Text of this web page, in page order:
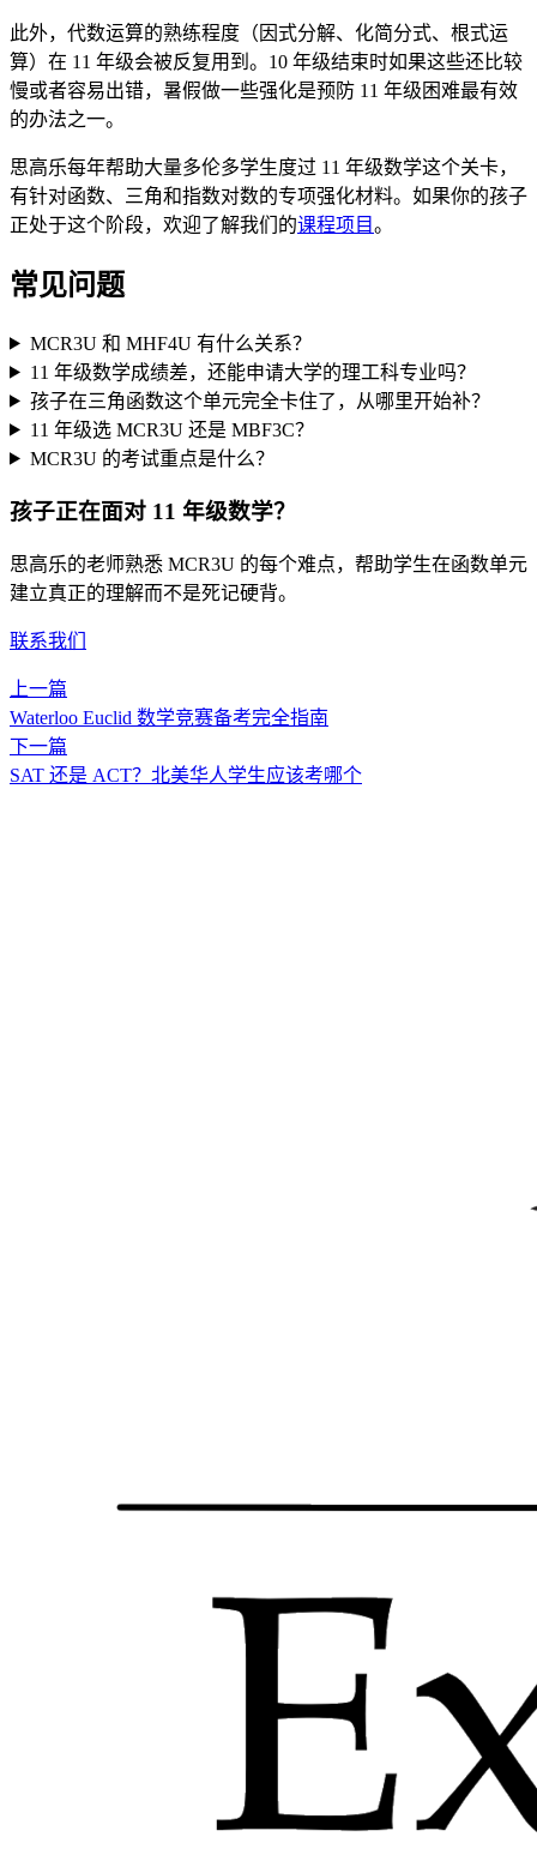
此外，代数运算的熟练程度（因式分解、化简分式、根式运
算）在 11 年级会被反复用到。10 年级结束时如果这些还比较
慢或者容易出错，暑假做一些强化是预防 11 年级困难最有效
的办法之一。
思高乐每年帮助大量多伦多学生度过 11 年级数学这个关卡，
有针对函数、三角和指数对数的专项强化材料。如果你的孩子
正处于这个阶段，欢迎了解我们的课程项目。
常见问题
MCR3U 和 MHF4U 有什么关系？
11 年级数学成绩差，还能申请大学的理工科专业吗？
孩子在三角函数这个单元完全卡住了，从哪里开始补？
11 年级选 MCR3U 还是 MBF3C？
MCR3U 的考试重点是什么？
孩子正在面对 11 年级数学？
思高乐的老师熟悉 MCR3U 的每个难点，帮助学生在函数单元
建立真正的理解而不是死记硬背。
联系我们
文
章
导
上一篇
Waterloo Euclid 数学竞赛备考完全指南
下一篇
SAT 还是 ACT？北美华人学生应该考哪个